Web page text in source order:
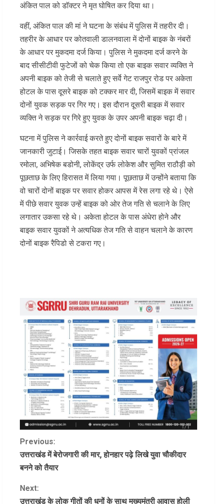
अंकित पाल को डॉक्टर ने मृत घोषित कर दिया था।
वहीं, अंकित पाल की मां ने घटना के संबंध में पुलिस में तहरीर दी।
तहरीर के आधार पर कोतवाली डालनवाला में दोनों बाइक के नंबरों
के आधार पर मुकदमा दर्ज किया। पुलिस ने मुकदमा दर्ज करने के
बाद सीसीटीवी फुटेजों को चेक किया तो एक बाइक सवार व्यक्ति ने
अपनी बाइक को तेजी से चलाते हुए सर्वे गेट राजपुर रोड पर अकेता
होटल के पास दूसरे बाइक को टक्कर मार दी, जिसमें बाइक में सवार
दोनों युवक सड़क पर गिर गए। इस दौरान दूसरी बाइक में सवार
व्यक्ति ने सड़क पर गिरे हुए युवक के उपर अपनी बाइक चढ़ा दी।
घटना में पुलिस ने कार्रवाई करते हुए दोनों बाइक सवारों के बारे में
जानकारी जुटाई। जिसके तहत बाइक सवार चारों युवकों प्रांजल
रमोला, अभिषेक बडोनी, लोकेंद्र उर्फ लोकेश और सुमित राठौड़ी को
पूछताछ के लिए हिरासत में लिया गया। पूछताछ में उन्होंने बताया कि
वो चारों दोनों बाइक पर सवार होकर आपस में रेस लगा रहे थे। ऐसे
में पीछे सवार युवक उन्हें बाइक को ओर तेज गति से चलाने के लिए
लगातार उकसा रहे थे। अकेता होटल के पास अंधेरा होने और
बाइक सवार युवकों ने अत्यधिक तेज गति से वाहन चलाने के कारण
दोनों बाइक रैपिडो से टकरा गए।
C
o
n
Previous:
उत्तराखंड में बेरोजगारी की मार, होनहार पढ़े लिखे युवा चौकीदार
बनने को तैयार
Next:
उत्तराखंड के लोक गीतों की धुनों के साथ मुख्यमंत्री आवास होली